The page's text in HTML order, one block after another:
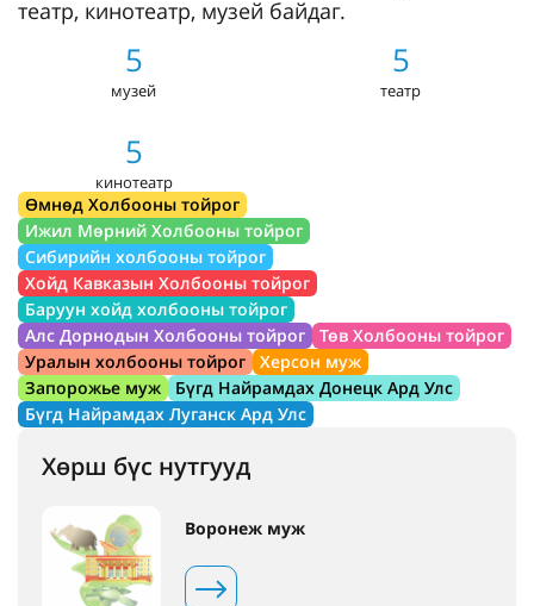
театр, кинотеатр, музей байдаг.
5
музей
5
театр
5
кинотеатр
Өмнөд Холбооны тойрог
Ижил Мөрний Холбооны тойрог
Сибирийн холбооны тойрог
Хойд Кавказын Холбооны тойрог
Баруун хойд холбооны тойрог
Алс Дорнодын Холбооны тойрог
Төв Холбооны тойрог
Уралын холбооны тойрог
Херсон муж
Запорожье муж
Бүгд Найрамдах Донецк Ард Улс
Бүгд Найрамдах Луганск Ард Улс
Хөрш бүс нутгууд
Воронеж муж